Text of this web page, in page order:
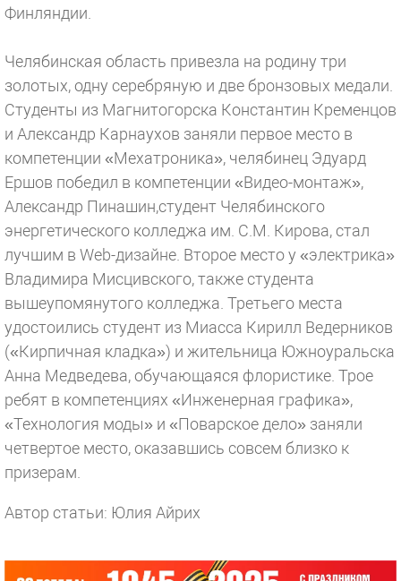
Финляндии.
Челябинская область привезла на родину три
золотых, одну серебряную и две бронзовых медали.
Студенты из Магнитогорска Константин Кременцов
и Александр Карнаухов заняли первое место в
компетенции «Мехатроника», челябинец Эдуард
Ершов победил в компетенции «Видео-монтаж»,
Александр Пинашин,студент Челябинского
энергетического колледжа им. С.М. Кирова, стал
лучшим в Web-дизайне. Второе место у «электрика»
Владимира Мисцивского, также студента
вышеупомянутого колледжа. Третьего места
удостоились студент из Миасса Кирилл Ведерников
(«Кирпичная кладка») и жительница Южноуральска
Анна Медведева, обучающаяся флористике. Трое
ребят в компетенциях «Инженерная графика»,
«Технология моды» и «Поварское дело» заняли
четвертое место, оказавшись совсем близко к
призерам.
Автор статьи: Юлия Айрих